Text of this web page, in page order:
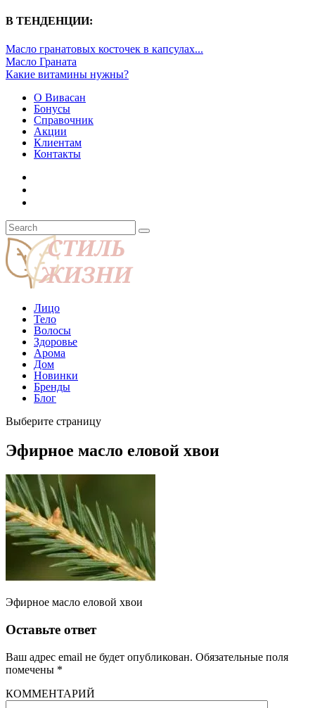
В ТЕНДЕНЦИИ:
Масло гранатовых косточек в капсулах...
Масло Граната
Какие витамины нужны?
О Вивасан
Бонусы
Справочник
Акции
Клиентам
Контакты
Лицо
Тело
Волосы
Здоровье
Арома
Дом
Новинки
Бренды
Блог
Выберите страницу
Эфирное масло еловой хвои
Эфирное масло еловой хвои
Оставьте ответ
Ваш адрес email не будет опубликован. Обязательные поля
помечены *
КОММЕНТАРИЙ